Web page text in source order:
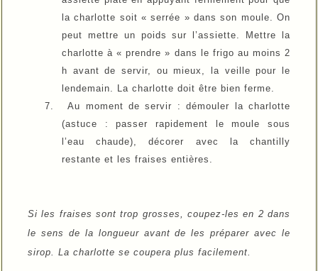
la charlotte soit « serrée » dans son moule. On
peut mettre un poids sur l’assiette. Mettre la
charlotte à « prendre » dans le frigo au moins 2
h avant de servir, ou mieux, la veille pour le
lendemain.
La charlotte doit être bien ferme.
7.
Au moment de servir : démouler la charlotte
(astuce : passer rapidement le moule sous
l’eau chaude), décorer avec la chantilly
restante et les fraises entières.
Si les fraises sont trop grosses, coupez-les en 2 dans
le sens de la longueur avant de les préparer avec le
sirop. La charlotte se coupera plus facilement.